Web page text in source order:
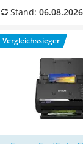
Tablets unter 200
Lichtwecker
Acer Aspire
jetzt einen
Überzeugt hat
ModellEpson
Stand: 06.08.2026
Vergleichssieger